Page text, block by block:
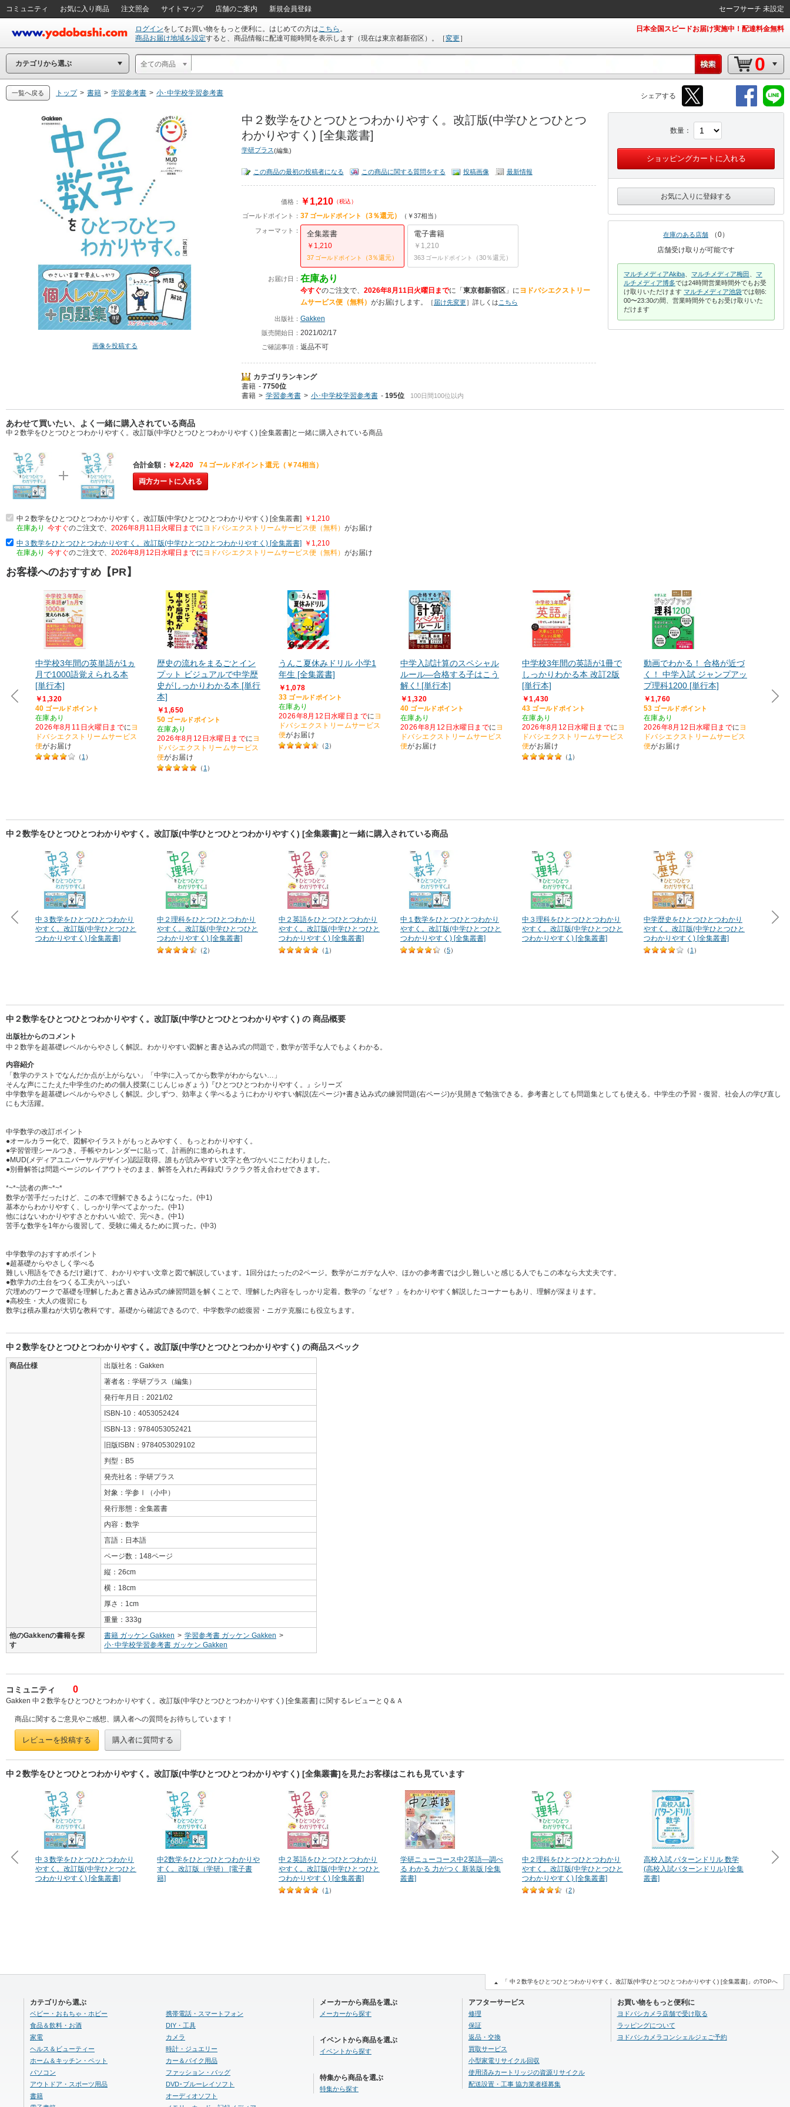
コミュニティ お気に入り商品 注文照会 サイトマップ 店舗のご案内 新規会員登録 セーフサーチ 未設定
ログインをしてお買い物をもっと便利に。はじめての方はこちら 。
商品お届け地域を設定すると、商品情報に配達可能時間を表示します（現在は東京都新宿区 ）。 ［変更］
日本全国スピードお届け実施中！配達料金無料
カテゴリから選ぶ 全ての商品 0
シェアする
一覧へ戻る トップ > 書籍 > 学習参考書 > 小･中学校学習参考書
画像を投稿する
中２数学をひとつひとつわかりやすく。改訂版(中学ひとつひとつ
わかりやすく) [全集叢書]
学研プラス(編集)
この商品の最初の投稿者になる この商品に関する質問をする 投稿画像 最新情報
価格： ￥1,210（税込）
ゴールドポイント： 37 ゴールドポイント （3％還元） （￥37相当）
フォーマット： 全集叢書
￥1,210
37 ゴールドポイント （3％還元）
電子書籍
￥1,210
363 ゴールドポイント （30％還元）
お届け日： 在庫あり
今すぐのご注文で、 2026年8月11日火曜日までに 「東京都新宿区」にヨドバシエクストリー
ムサービス便（無料） がお届けします。 ［届け先変更］詳しくは こちら
出版社： Gakken
販売開始日： 2021/02/17
ご確認事項： 返品不可
カテゴリランキング
書籍
7750位
書籍
学習参考書 小･中学校学習参考書 195位 100日間100位以内
数量
ショッピングカートに入れる
お気に入りに登録する
在庫のある店舗
0
店舗受け取りが可能です
マルチメディアAkiba マルチメディア梅田
マ
ルチメディア博多では24時間営業時間外でもお受
け取りいただけます マルチメディア池袋では朝6:
00〜23:30の間、営業時間外でもお受け取りいた
だけます
あわせて買いたい、よく一緒に購入されている商品
中２数学をひとつひとつわかりやすく。改訂版(中学ひとつひとつわかりやすく) [全集叢書]と一緒に購入されている商品
合計金額 ￥2,420 74 ゴールドポイント還元（￥74相当）
両方カートに入れる
中２数学をひとつひとつわかりやすく。改訂版(中学ひとつひとつわかりやすく) [全集叢書] ￥1,210
在庫あり 今すぐのご注文で、 2026年8月11日火曜日までにヨドバシエクストリームサービス便（無料） がお届け
中３数学をひとつひとつわかりやすく。改訂版(中学ひとつひとつわかりやすく) [全集叢書] ￥1,210
在庫あり 今すぐのご注文で、 2026年8月12日水曜日までにヨドバシエクストリームサービス便（無料） がお届け
お客様へのおすすめ【PR】
中学校3年間の英単語が1ヵ
月で1000語覚えられる本
[単行本]
￥1,320
40 ゴールドポイント
在庫あり
2026年8月11日火曜日までにヨ
ドバシエクストリームサービス
便がお届け
（ 1 ）
歴史の流れをまるごとイン
プット ビジュアルで中学歴
史がしっかりわかる本 [単行
本]
￥1,650
50 ゴールドポイント
在庫あり
2026年8月12日水曜日までにヨ
ドバシエクストリームサービス
便がお届け
（ 1 ）
うんこ夏休みドリル 小学1
年生 [全集叢書]
￥1,078
33 ゴールドポイント
在庫あり
2026年8月12日水曜日までにヨ
ドバシエクストリームサービス
便がお届け
（3）
中学入試計算のスペシャル
ルール―合格する子はこう
解く! [単行本]
￥1,320
40 ゴールドポイント
在庫あり
2026年8月12日水曜日までにヨ
ドバシエクストリームサービス
便がお届け
中学校3年間の英語が1冊で
しっかりわかる本 改訂2版
[単行本]
￥1,430
43 ゴールドポイント
在庫あり
2026年8月12日水曜日までにヨ
ドバシエクストリームサービス
便がお届け
（ 1 ）
動画でわかる！ 合格が近づ
く！ 中学入試 ジャンプアッ
プ理科1200 [単行本]
￥1,760
53 ゴールドポイント
在庫あり
2026年8月12日水曜日までにヨ
ドバシエクストリームサービス
便がお届け
￥
中２数学をひとつひとつわかりやすく。改訂版(中学ひとつひとつわかりやすく) [全集叢書]と一緒に購入されている商品
中３数学をひとつひとつわかり
やすく。改訂版(中学ひとつひと
つわかりやすく) [全集叢書]
中２理科をひとつひとつわかり
やすく。改訂版(中学ひとつひと
つわかりやすく) [全集叢書]
（2）
中２英語をひとつひとつわかり
やすく。改訂版(中学ひとつひと
つわかりやすく) [全集叢書]
（ 1 ）
中１数学をひとつひとつわかり
やすく。改訂版(中学ひとつひと
つわかりやすく) [全集叢書]
（5）
中３理科をひとつひとつわかり
やすく。改訂版(中学ひとつひと
つわかりやすく) [全集叢書]
中学歴史をひとつひとつわかり
やすく。改訂版(中学ひとつひと
つわかりやすく) [全集叢書]
（ 1 ）
中３
中２数学をひとつひとつわかりやすく。改訂版(中学ひとつひとつわかりやすく) の 商品概要
出版社からのコメント
中２数学を超基礎レベルからやさしく解説。わかりやすい図解と書き込み式の問題で，数学が苦手な人でもよくわかる。
内容紹介
「数学のテストでなんだか点が上がらない」「中学に入ってから数学がわからない…」
そんな声にこたえた中学生のための個人授業(こじんじゅぎょう)『ひとつひとつわかりやすく。』シリーズ
中学数学を超基礎レベルからやさしく解説。少しずつ、効率よく学べるようにわかりやすい解説(左ページ)+書き込み式の練習問題(右ページ)が見開きで勉強できる。参考書としても問題集としても使える。中学生の予習・復習、社会人の学び直し
にも大活躍。
中学数学の改訂ポイント
●オールカラー化で、図解やイラストがもっとみやすく、もっとわかりやすく。
●学習管理シールつき。手帳やカレンダーに貼って、計画的に進められます。
●MUD(メディアユニバーサルデザイン)認証取得。誰もが読みやすい文字と色づかいにこだわりました。
●別冊解答は問題ページのレイアウトそのまま、解答を入れた再録式! ラクラク答え合わせできます。
*~*~読者の声~*~*
数学が苦手だったけど、この本で理解できるようになった。(中1)
基本からわかりやすく、しっかり学べてよかった。(中1)
他にはないわかりやすさとかわいい絵で、完ぺき。(中1)
苦手な数学を1年から復習して、受験に備えるために買った。(中3)
中学数学のおすすめポイント
●超基礎からやさしく学べる
難しい用語をできるだけ避けて、わかりやすい文章と図で解説しています。1回分はたったの2ページ。数学がニガテな人や、ほかの参考書では少し難しいと感じる人でもこの本なら大丈夫です。
●数学力の土台をつくる工夫がいっぱい
穴埋めのワークで基礎を理解したあと書き込み式の練習問題を解くことで、理解した内容をしっかり定着。数学の「なぜ？ 」をわかりやすく解説したコーナーもあり、理解が深まります。
●高校生・大人の復習にも
数学は積み重ねが大切な教科です。基礎から確認できるので、中学数学の総復習・ニガテ克服にも役立ちます。
中２数学をひとつひとつわかりやすく。改訂版(中学ひとつひとつわかりやすく) の商品スペック
商品仕様
出版社名：Gakken
著者名：学研プラス（編集）
発行年月日：2021/02
ISBN-10：4053052424
ISBN-13：9784053052421
旧版ISBN：9784053029102
判型：B5
発売社名：学研プラス
対象：学参Ⅰ（小中）
発行形態：全集叢書
内容：数学
言語：日本語
ページ数：148ページ
縦：26cm
横：18cm
厚さ：1cm
重量：333g
他のGakkenの書籍を探
す
書籍 ガッケン Gakken > 学習参考書 ガッケン Gakken >
小･中学校学習参考書 ガッケン Gakken
コミュニティ 0
Gakken 中２数学をひとつひとつわかりやすく。改訂版(中学ひとつひとつわかりやすく) [全集叢書] に関するレビューとＱ＆Ａ
商品に関するご意見やご感想、購入者への質問をお待ちしています！
レビューを投稿する 購入者に質問する
中２数学をひとつひとつわかりやすく。改訂版(中学ひとつひとつわかりやすく) [全集叢書]を見たお客様はこれも見ています
中３数学をひとつひとつわかり
やすく。改訂版(中学ひとつひと
つわかりやすく) [全集叢書]
中2数学をひとつひとつわかりや
すく。改訂版（学研） [電子書
籍]
中２英語をひとつひとつわかり
やすく。改訂版(中学ひとつひと
つわかりやすく) [全集叢書]
（ 1 ）
学研ニューコース中2英語―調べ
る わかる 力がつく 新装版 [全集
叢書]
中２理科をひとつひとつわかり
やすく。改訂版(中学ひとつひと
つわかりやすく) [全集叢書]
（2）
高校入試 パターンドリル 数学
(高校入試パターンドリル) [全集
叢書]
中３
カテゴリから選ぶ
ベビー・おもちゃ・ホビー
食品＆飲料・お酒
家電
ヘルス＆ビューティー
ホーム＆キッチン・ペット
パソコン
アウトドア・スポーツ用品
書籍
携帯電話・スマートフォン
DIY・工具
カメラ
時計・ジュエリー
カー＆バイク用品
ファッション・バッグ
DVD･ブルーレイソフト
オーディオソフト
メーカーから商品を選ぶ
メーカーから探す
イベントから商品を選ぶ
イベントから探す
特集から商品を選ぶ
特集から探す
アフターサービス
修理
保証
返品・交換
買取サービス
小型家電リサイクル回収
使用済みカートリッジの資源リサイクル
配送設置・工事 協力業者様募集
お買い物をもっと便利に
ヨドバシカメラ店舗で受け取る
ラッピングについて
ヨドバシカメラコンシェルジェご予約
「 中２数学をひとつひとつわかりやすく。改訂版(中学ひとつひとつわかりやすく) [全集叢書]」のTOPへ